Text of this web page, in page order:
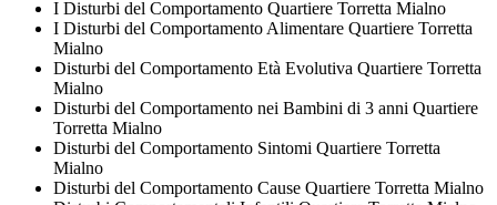
I Disturbi del Comportamento Quartiere Torretta Mialno
I Disturbi del Comportamento Alimentare Quartiere Torretta
Mialno
Disturbi del Comportamento Età Evolutiva Quartiere Torretta
Mialno
Disturbi del Comportamento nei Bambini di 3 anni Quartiere
Torretta Mialno
Disturbi del Comportamento Sintomi Quartiere Torretta
Mialno
Disturbi del Comportamento Cause Quartiere Torretta Mialno